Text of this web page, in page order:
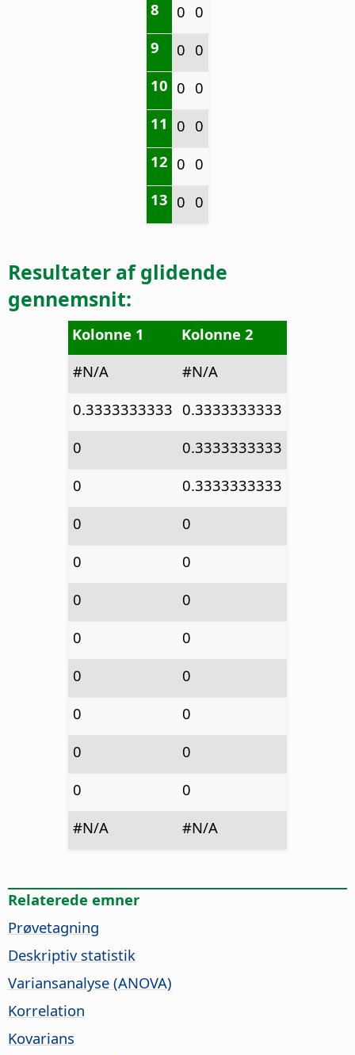
8 0 0
9
0 0
10 0 0
11 0 0
12 0 0
13 0 0
Resultater af glidende
gennemsnit:
Kolonne 1
Kolonne 2
#N/A
#N/A
0.3333333333 0.3333333333
0
0.3333333333
0
0.3333333333
0
0
0
0
0
0
0
0
0
0
0
0
0
0
0
0
#N/A
#N/A
Relaterede emner
Prøvetagning
Deskriptiv statistik
Variansanalyse (ANOVA)
Korrelation
Kovarians